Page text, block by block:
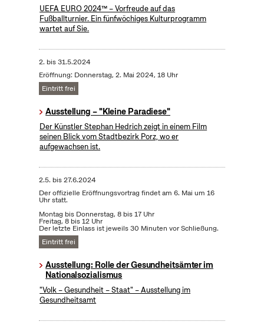
UEFA EURO 2024™ – Vorfreude auf das
Fußballturnier. Ein fünfwöchiges Kulturprogramm
wartet auf Sie.
2. bis31.5.2024
Eröffnung: Donnerstag, 2. Mai 2024, 18 Uhr
Eintritt frei
Ausstellung – "Kleine Paradiese"
Der Künstler Stephan Hedrich zeigt in einem Film
seinen Blick vom Stadtbezirk Porz, wo er
aufgewachsen ist.
2.5. bis27.6.2024
Der offizielle Eröffnungsvortrag findet am 6. Mai um 16
Uhr statt.
Montag bis Donnerstag, 8 bis 17 Uhr
Freitag, 8 bis 12 Uhr
Der letzte Einlass ist jeweils 30 Minuten vor Schließung.
Eintritt frei
Ausstellung: Rolle der Gesundheitsämter im
Nationalsozialismus
"Volk – Gesundheit – Staat" – Ausstellung im
Gesundheitsamt